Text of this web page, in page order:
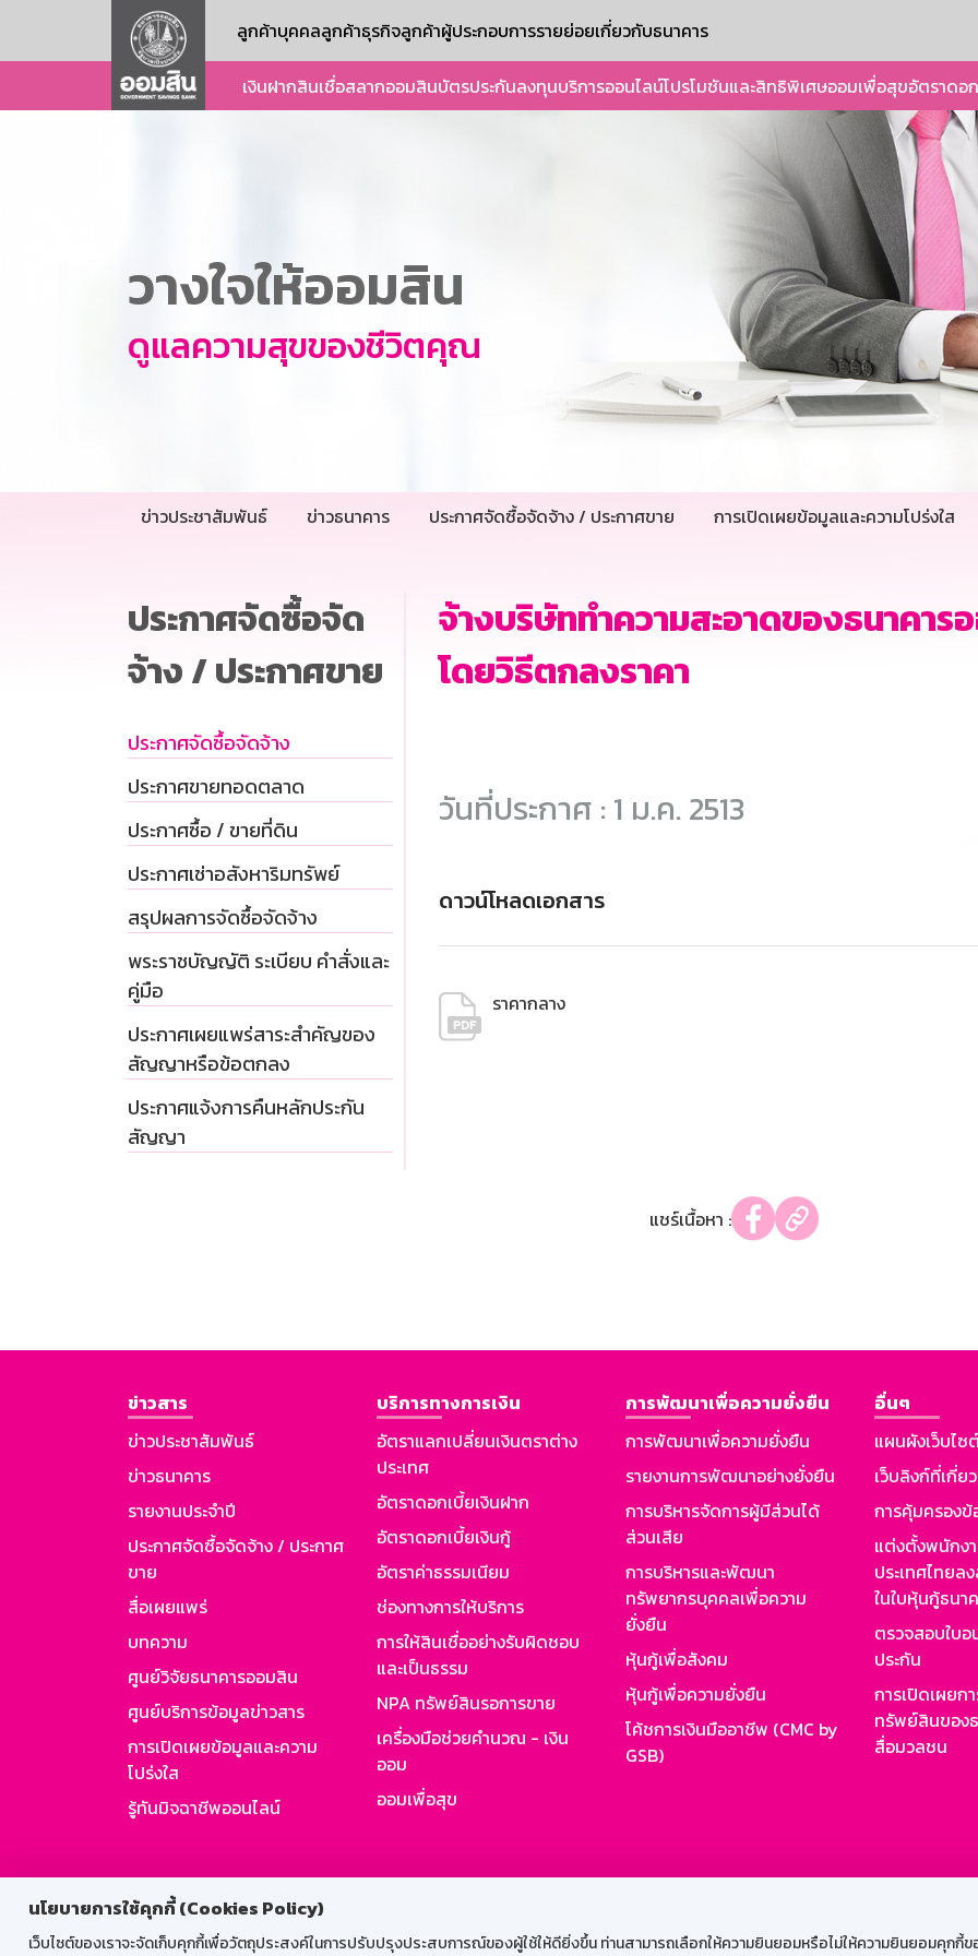
นโยบายการใช้คุกกี้ (Cookies Policy)
เว็บไซต์ของเราจะจัดเก็บคุกกี้เพื่อวัตถุประสงค์ในการปรับปรุงประสบการณ์ของผู้ใช้ให้ดียิ่งขึ้น ท่านสามารถเลือกให้ความยินยอมหรือไม่ให้ความยินยอมคุกกี้ข
ลูกค้าบุคคลลูกค้าธุรกิจลูกค้าผู้ประกอบการรายย่อยเกี่ยวกับธนาคาร
เงินฝากสินเชื่อสลากออมสินบัตรประกันลงทุนบริการออนไลน์โปรโมชันและสิทธิพิเศษออมเพื่อสุขอัตราดอ
วางใจให้ออมสิน
ดูแลความสุขของชีวิตคุณ
ข่าวประชาสัมพันธ์ ข่าวธนาคาร ประกาศจัดซื้อจัดจ้าง / ประกาศขาย การเปิดเผยข้อมูลและความโปร่งใส
ประกาศจัดซื้อจัด
จ้าง / ประกาศขาย
ประกาศจัดซื้อจัดจ้าง
ประกาศขายทอดตลาด
ประกาศซื้อ / ขายที่ดิน
ประกาศเช่าอสังหาริมทรัพย์
สรุปผลการจัดซื้อจัดจ้าง
พระราชบัญญัติ ระเบียบ คำสั่งและ
คู่มือ
ประกาศเผยแพร่สาระสำคัญของ
สัญญาหรือข้อตกลง
ประกาศแจ้งการคืนหลักประกัน
สัญญา
จ้างบริษัททำความสะอาดของธนาคาร
โดยวิธีตกลงราคา
วันที่ประกาศ : 1 ม.ค. 2513
ดาวน์โหลดเอกสาร
ราคากลาง
แชร์เนื้อหา :
ข่าวสาร
ข่าวประชาสัมพันธ์
ข่าวธนาคาร
รายงานประจำปี
ประกาศจัดซื้อจัดจ้าง / ประกาศ
ขาย
สื่อเผยแพร่
บทความ
ศูนย์วิจัยธนาคารออมสิน
ศูนย์บริการข้อมูลข่าวสาร
การเปิดเผยข้อมูลและความ
โปร่งใส
รู้ทันมิจฉาชีพออนไลน์
บริการทางการเงิน
อัตราแลกเปลี่ยนเงินตราต่าง
ประเทศ
อัตราดอกเบี้ยเงินฝาก
อัตราดอกเบี้ยเงินกู้
อัตราค่าธรรมเนียม
ช่องทางการให้บริการ
การให้สินเชื่ออย่างรับผิดชอบ
และเป็นธรรม
NPA ทรัพย์สินรอการขาย
เครื่องมือช่วยคำนวณ - เงิน
ออม
ออมเพื่อสุข
การพัฒนาเพื่อความยั่งยืน
การพัฒนาเพื่อความยั่งยืน
รายงานการพัฒนาอย่างยั่งยืน
การบริหารจัดการผู้มีส่วนได้
ส่วนเสีย
การบริหารและพัฒนา
ทรัพยากรบุคคลเพื่อความ
ยั่งยืน
หุ้นกู้เพื่อสังคม
หุ้นกู้เพื่อความยั่งยืน
โค้ชการเงินมืออาชีพ (CMC by
GSB)
อื่นๆ
แผนผังเว็บไซ
เว็บลิงก์ที่เกี่ย
การคุ้มครอง
แต่งตั้งพนักง
ประเทศไทยล
ในใบหุ้นกู้ธนา
ตรวจสอบใบ
ประกัน
การเปิดเผยก
ทรัพย์สินของ
สื่อมวลชน